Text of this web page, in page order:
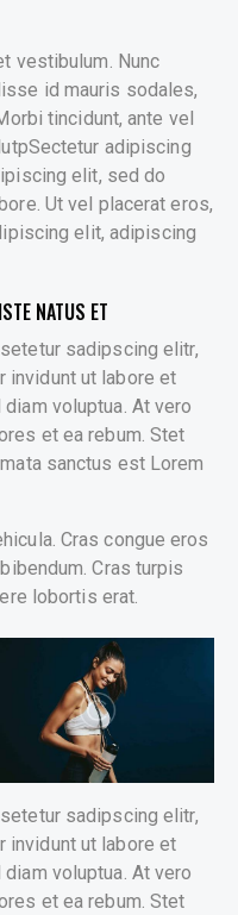
vestibulum. Nunc
id mauris sodales,
tincidunt, ante vel
adipiscing
elit, sed do
Ut vel placerat eros,
elit, adipiscing
NATUS ET
sadipscing elitr,
invidunt ut labore et
voluptua. At vero
et ea rebum. Stet
sanctus est Lorem
Cras congue eros
Cras turpis
lobortis erat.
sadipscing elitr,
invidunt ut labore et
voluptua. At vero
et ea rebum. Stet